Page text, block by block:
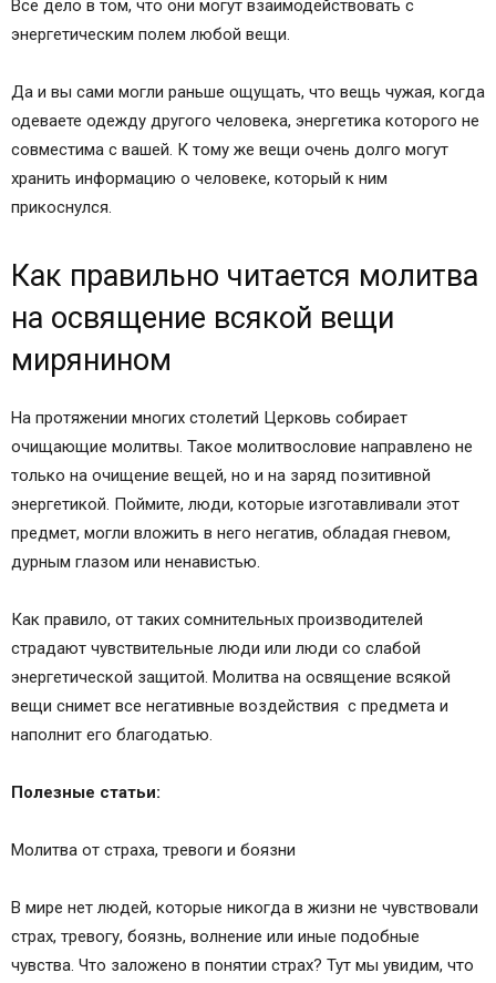
Все дело в том, что они могут взаимодействовать с
энергетическим полем любой вещи.
Да и вы сами могли раньше ощущать, что вещь чужая, когда
одеваете одежду другого человека, энергетика которого не
совместима с вашей. К тому же вещи очень долго могут
хранить информацию о человеке, который к ним
прикоснулся.
Как правильно читается молитва
на освящение всякой вещи
мирянином
На протяжении многих столетий Церковь собирает
очищающие молитвы. Такое молитвословие направлено не
только на очищение вещей, но и на заряд позитивной
энергетикой. Поймите, люди, которые изготавливали этот
предмет, могли вложить в него негатив, обладая гневом,
дурным глазом или ненавистью.
Как правило, от таких сомнительных производителей
страдают чувствительные люди или люди со слабой
энергетической защитой. Молитва на освящение всякой
вещи снимет все негативные воздействия с предмета и
наполнит его благодатью.
Полезные статьи:
Молитва от страха, тревоги и боязни
В мире нет людей, которые никогда в жизни не чувствовали
страх, тревогу, боязнь, волнение или иные подобные
чувства. Что заложено в понятии страх? Тут мы увидим, что